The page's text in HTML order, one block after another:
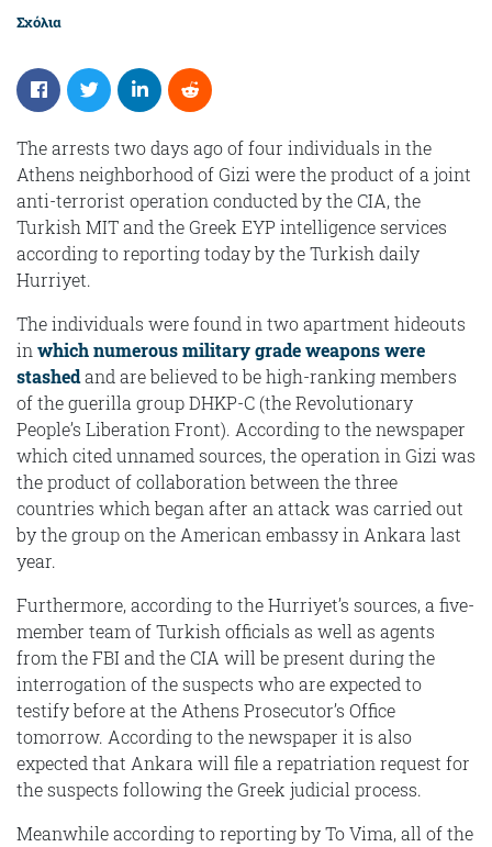
Σχόλια
The arrests two days ago of four individuals in the
Athens neighborhood of Gizi were the product of a joint
anti-terrorist operation conducted by the CIA, the
Turkish MIT and the Greek EYP intelligence services
according to reporting today by the Turkish daily
Hurriyet.
The individuals were found in two apartment hideouts
in which numerous military grade weapons were
stashedand are believed to be high-ranking members
of the guerilla group DHKP-C (the Revolutionary
People’s Liberation Front). According to the newspaper
which cited unnamed sources, the operation in Gizi was
the product of collaboration between the three
countries which began after an attack was carried out
by the group on the American embassy in Ankara last
year.
Furthermore, according to the Hurriyet’s sources, a five-
member team of Turkish officials as well as agents
from the FBI and the CIA will be present during the
interrogation of the suspects who are expected to
testify before at the Athens Prosecutor’s Office
tomorrow. According to the newspaper it is also
expected that Ankara will file a repatriation request for
the suspects following the Greek judicial process.
Meanwhile according to reporting by To Vima, all of the